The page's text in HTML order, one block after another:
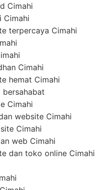
Cimahi
Cimahi
terpercaya Cimahi
Cimahi
hemat Cimahi
bersahabat
Cimahi
website Cimahi
Cimahi
web Cimahi
dan toko online Cimahi